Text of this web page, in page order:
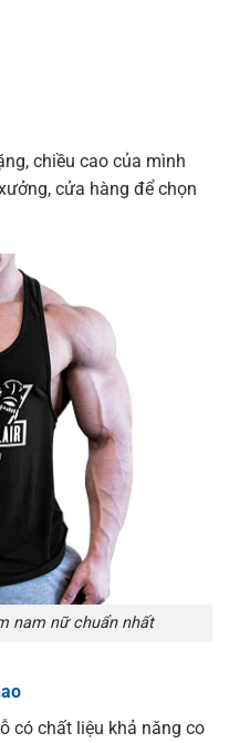
chiều cao của mình
cửa hàng để chọn
nam nữ chuẩn nhất
có chất liệu khả năng co